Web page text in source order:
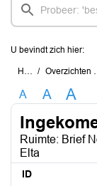
U bevindt zich hier:
Home Overzichten en documenten
A A A
Ruimte: Brief
Elta
ID